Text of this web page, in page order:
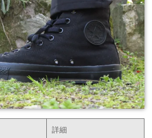
詳細